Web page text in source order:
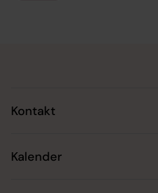
Kontakt
Kalender